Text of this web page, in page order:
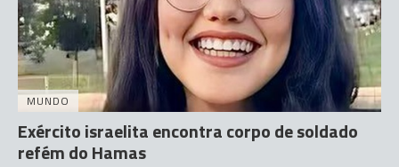
MUNDO
Exército israelita encontra corpo de soldado
refém do Hamas